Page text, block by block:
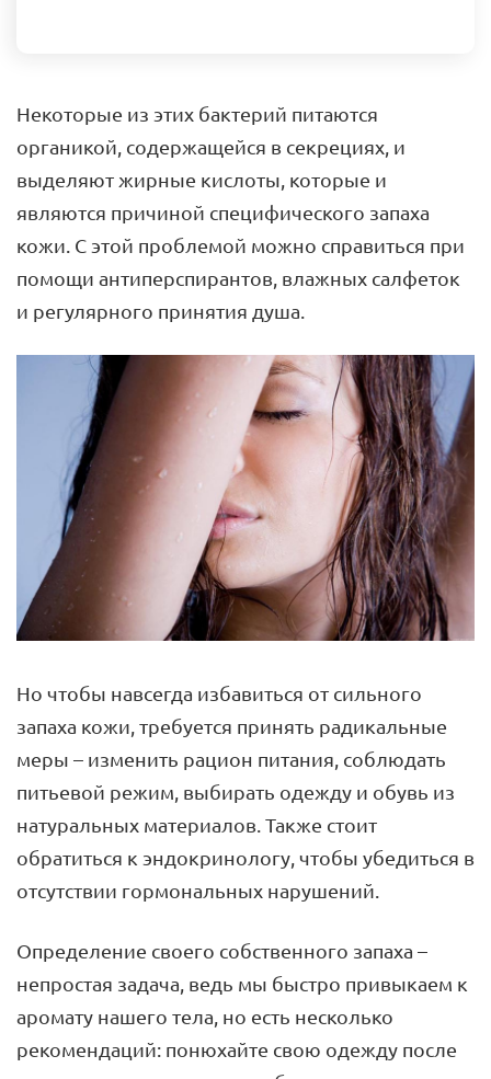
Некоторые из этих бактерий питаются
органикой, содержащейся в секрециях, и
выделяют жирные кислоты, которые и
являются причиной специфического запаха
кожи. С этой проблемой можно справиться при
помощи антиперспирантов, влажных салфеток
и регулярного принятия душа.
Но чтобы навсегда избавиться от сильного
запаха кожи, требуется принять радикальные
меры – изменить рацион питания, соблюдать
питьевой режим, выбирать одежду и обувь из
натуральных материалов. Также стоит
обратиться к эндокринологу, чтобы убедиться в
отсутствии гормональных нарушений.
Определение своего собственного запаха –
непростая задача, ведь мы быстро привыкаем к
аромату нашего тела, но есть несколько
рекомендаций: понюхайте свою одежду после